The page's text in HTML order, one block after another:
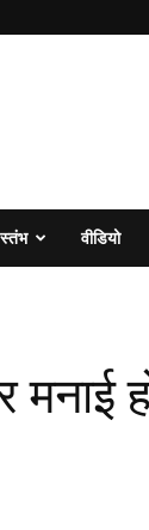
वीडियो
मनाई